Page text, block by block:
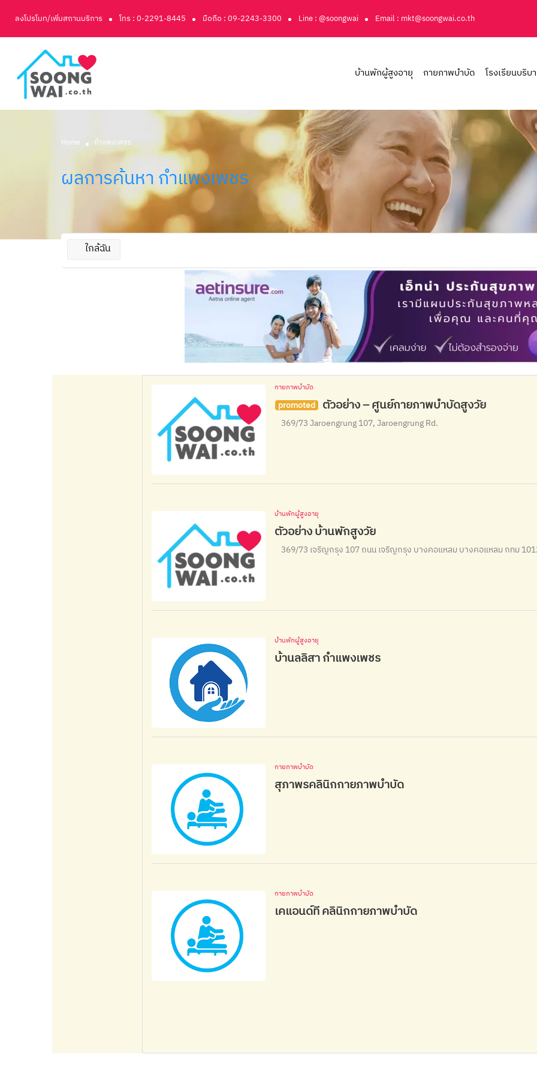
ลงโปรโมท/เพิ่มสถานบริการ โทร : 0-2291-8445 มือถือ : 09-2243-3300 Line : @soongwai Email : mkt@soongwai.co.th
บ้านพักผู้สูงอายุ กายภาพบำบัด โรงเรียนบริบ
Home กำแพงเพชร
ผลการค้นหากำแพงเพชร
ใกล้ฉัน
กายภาพบำบัด
promoted ตัวอย่าง – ศูนย์กายภาพบำบัดสูงวัย
369/73 Jaroengrung 107, Jaroengrung Rd.
บ้านพักผู้สูงอายุ
ตัวอย่าง บ้านพักสูงวัย
369/73 เจริญกรุง 107 ถนน เจริญกรุง บางคอแหลม บางคอแหลม กทม
บ้านพักผู้สูงอายุ
บ้านลลิสา กำแพงเพชร
กายภาพบำบัด
สุภาพรคลินิกกายภาพบำบัด
กายภาพบำบัด
เคแอนด์ที คลินิกกายภาพบำบัด